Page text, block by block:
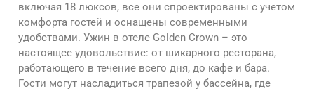
включая 18 люксов, все они спроектированы с учетом
комфорта гостей и оснащены современными
удобствами. Ужин в отеле Golden Crown – это
настоящее удовольствие: от шикарного ресторана,
работающего в течение всего дня, до кафе и бара.
Гости могут насладиться трапезой у бассейна, где